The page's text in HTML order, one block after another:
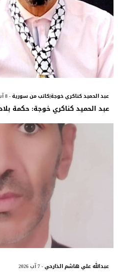
عبد الحميد كناكري خوجة|كاتب من سورية- 8 آب 2026
عبد الحميد كناكري خوجة: حكمة
عبدالله علي هاشم الذارحي- 7 آب 2026